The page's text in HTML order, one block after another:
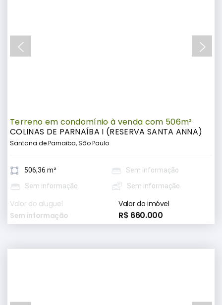
Terreno em condomínio à venda com 506m²
COLINAS DE PARNAÍBA I (RESERVA SANTA ANNA)
Santana de Parnaiba, São Paulo
506,36 m²
Sem informação
Sem informação
Sem informação
Valor do aluguel
Sem informação
Valor do imóvel
R$ 660.000